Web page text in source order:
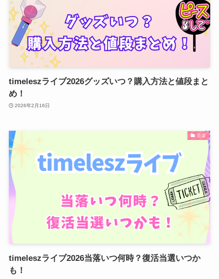
timeleszライブ2026グッズいつ？購入方法と値段まと
め！
2026年2月16日
音楽
timeleszライブ2026当落いつ何時？復活当選いつか
も！